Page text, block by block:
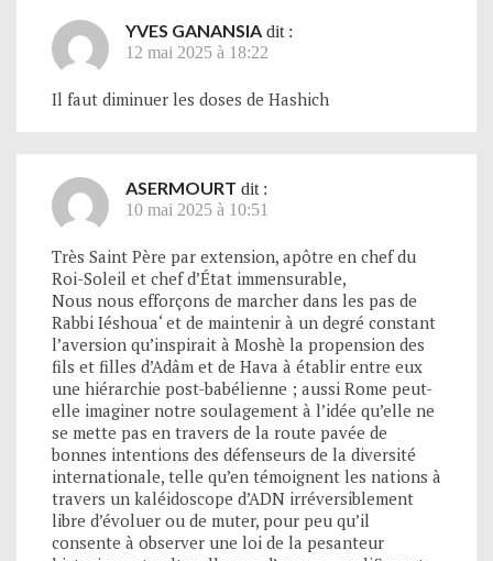
YVES GANANSIA dit :
12 mai 2025 à 18:22
Il faut diminuer les doses de Hashich
ASERMOURT dit :
10 mai 2025 à 10:51
Très Saint Père par extension, apôtre en chef du
Roi-Soleil et chef d’État immensurable,
Nous nous efforçons de marcher dans les pas de
Rabbi Iéshoua‘ et de maintenir à un degré constant
l’aversion qu’inspirait à Moshè la propension des
fils et filles d’Adâm et de Hava à établir entre eux
une hiérarchie post-babélienne ; aussi Rome peut-
elle imaginer notre soulagement à l’idée qu’elle ne
se mette pas en travers de la route pavée de
bonnes intentions des défenseurs de la diversité
internationale, telle qu’en témoignent les nations à
travers un kaléidoscope d’ADN irréversiblement
libre d’évoluer ou de muter, pour peu qu’il
consente à observer une loi de la pesanteur